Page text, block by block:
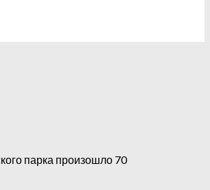
парка произошло 70